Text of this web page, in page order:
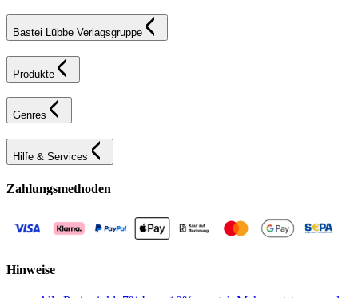
Bastei Lübbe Verlagsgruppe
Produkte
Genres
Hilfe & Services
Zahlungsmethoden
Hinweise